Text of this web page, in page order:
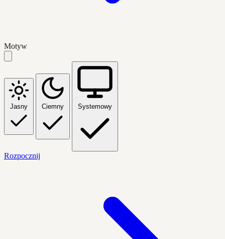
Motyw
Jasny Ciemny Systemowy
Rozpocznij